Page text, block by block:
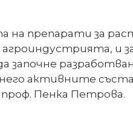
на препарати за
и
започне
активните
Пенка Петрова.